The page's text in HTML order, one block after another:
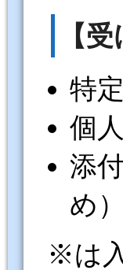
【
特
個
添
め）
※は